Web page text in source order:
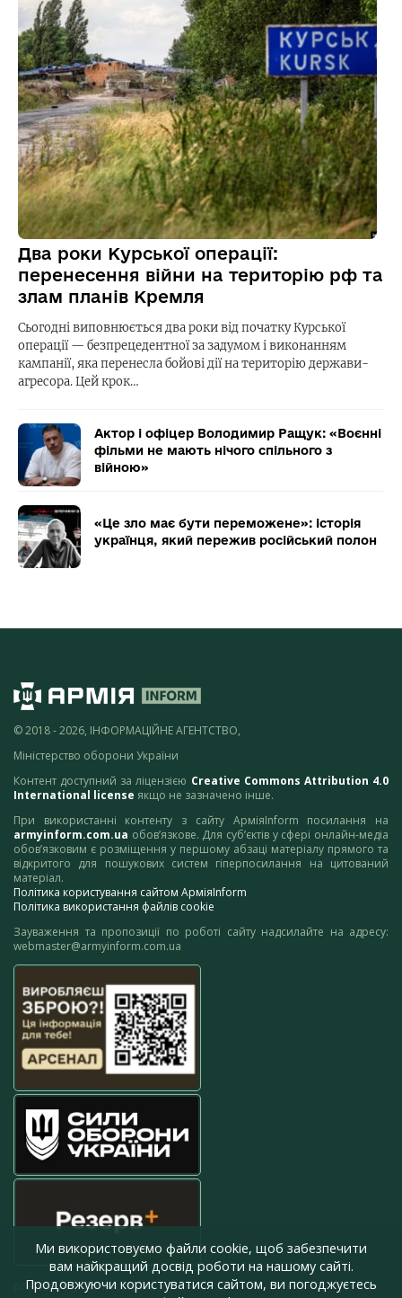
Два роки Курської операції:
перенесення війни на територію рф та
злам планів Кремля
Сьогодні виповнюється два роки від початку Курської
операції — безпрецедентної за задумом і виконанням
кампанії, яка перенесла бойові дії на територію держави-
агресора. Цей крок…
Актор і офіцер Володимир Ращук: «Воєнні
фільми не мають нічого спільного з
війною»
«Це зло має бути переможене»: історія
українця, який пережив російський полон
© 2018 - 2026, ІНФОРМАЦІЙНЕ АГЕНТСТВО,
Міністерство оборони України
Контент доступний за ліцензією Creative Commons Attribution 4.0
International license якщо не зазначено інше.
При використанні контенту з сайту АрміяInform посилання на
armyinform.com.ua обов’язкове. Для суб’єктів у сфері онлайн-медіа
обов’язковим є розміщення у першому абзаці матеріалу прямого та
відкритого для пошукових систем гіперпосилання на цитований
матеріал.
Політика користування сайтом АрміяInform
Політика використання файлів cookie
Зауваження та пропозиції по роботі сайту надсилайте на адресу:
webmaster@armyinform.com.ua
press@armyinform.com.ua
Ми використовуємо файли cookie, щоб забезпечити
вам найкращий досвід роботи на нашому сайті.
Продовжуючи користуватися сайтом, ви погоджуєтесь